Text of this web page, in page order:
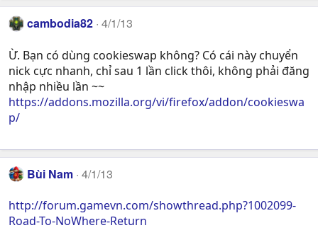
cambodia82 4/1/13
Ừ. Bạn có dùng cookieswap không? Có cái này chuyển
nick cực nhanh, chỉ sau 1 lần click thôi, không phải đăng
nhập nhiều lần ~~
https://addons.mozilla.org/vi/firefox/addon/cookieswa
p/
Bùi Nam 4/1/13
http://forum.gamevn.com/showthread.php?1002099-
Road-To-NoWhere-Return